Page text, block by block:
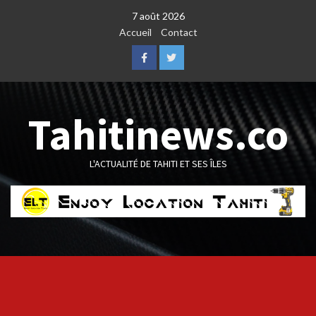
7 août 2026
Accueil
Contact
FacebookTwitter
Tahitinews.co
L'ACTUALITÉ DE TAHITI ET SES ÎLES